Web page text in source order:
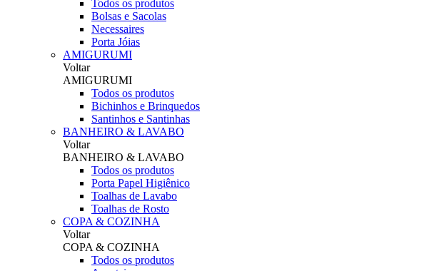
Todos os produtos
Bolsas e Sacolas
Necessaires
Porta Jóias
AMIGURUMI
Voltar
AMIGURUMI
Todos os produtos
Bichinhos e Brinquedos
Santinhos e Santinhas
BANHEIRO & LAVABO
Voltar
BANHEIRO & LAVABO
Todos os produtos
Porta Papel Higiênico
Toalhas de Lavabo
Toalhas de Rosto
COPA & COZINHA
Voltar
COPA & COZINHA
Todos os produtos